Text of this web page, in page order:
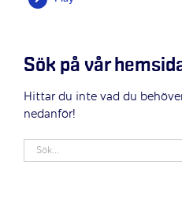
Sök på vår
Hittar du inte vad du
nedanför!
Sök
efter: